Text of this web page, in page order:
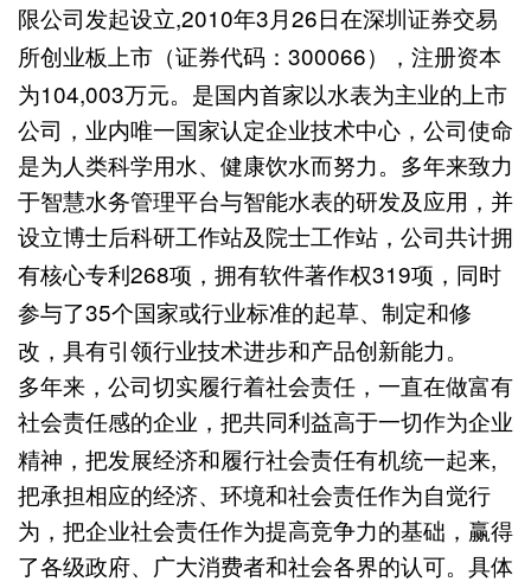
限公司发起设立,2010年3 月 26 日在深圳证券交易
所创业板上市（证券代码： 300066），注册资本
为104,003万元。是国内首家以水表为主业的上市
公司，业内唯一国家认定企业技术中心，公司使命
是为人类科学用水、健康饮水而努力。多年来致力
于智慧水务管理平台与智能水表的研发及应用，并
设立博士后科研工作站及院士工作站，公司共计拥
有核心专利 268项，拥有软件著作权319项，同时
参与了35个国家或行业标准的起草、制定和修
改，具有引领行业技术进步和产品创新能力。
多年来，公司切实履行着社会责任，一直在做富有
社会责任感的企业，把共同利益高于一切作为企业
精神，把发展经济和履行社会责任有机统一起来,
把承担相应的经济、环境和社会责任作为自觉行
为，把企业社会责任作为提高竞争力的基础，赢得
了各级政府、广大消费者和社会各界的认可。具体